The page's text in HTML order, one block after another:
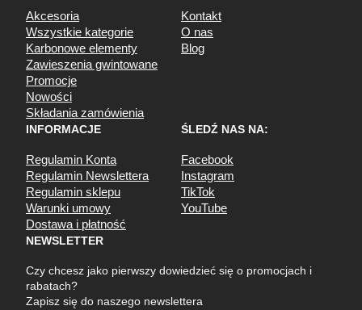
Akcesoria
Wszystkie kategorie
Karbonowe elementy
Zawieszenia gwintowane
Promocje
Nowości
Składania zamówienia
Kontakt
O nas
Blog
INFORMACJE
Regulamin Konta
Regulamin Newslettera
Regulamin sklepu
Warunki umowy
Dostawa i płatność
ŚLEDŹ NAS NA:
Facebook
Instagram
TikTok
YouTube
NEWSLETTER
Czy chcesz jako pierwszy dowiedzieć się o promocjach i
rabatach?
Zapisz się do naszego newslettera